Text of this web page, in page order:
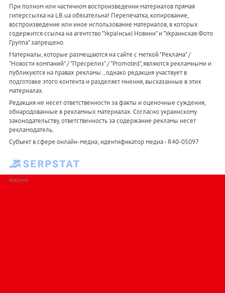
При полном или частичном воспроизведении материалов прямая
гиперссылка на LB.ua обязательна! Перепечатка, копирование,
воспроизведение или иное использование материалов, в которых
содержится ссылка на агентство "Українськi Новини" и "Украинская Фото
Группа" запрещено.
Материалы, которые размещаются на сайте с меткой "Реклама" /
"Новости компаний" / "Пресрелиз" / "Promoted", являются рекламными и
публикуются на правах рекламы. , однако редакция участвует в
подготовке этого контента и разделяет мнения, высказанные в этих
материалах.
Редакция не несет ответственности за факты и оценочные суждения,
обнародованные в рекламных материалах. Согласно украинскому
законодательству, ответственность за содержание рекламы несет
рекламодатель.
Субъект в сфере онлайн-медиа; идентификатор медиа - R40-05097
РЕКЛАМА